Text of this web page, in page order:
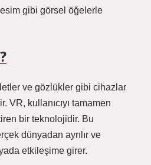
gibi görsel öğelerle
ve gözlükler gibi cihazlar
VR, kullanıcıyı tamamen
bir teknolojidir. Bu
dünyadan ayrılır ve
etkileşime girer.